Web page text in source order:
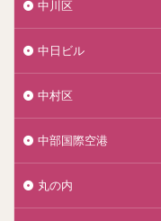
中川区
中日ビル
中村区
中部国際空港
丸の内